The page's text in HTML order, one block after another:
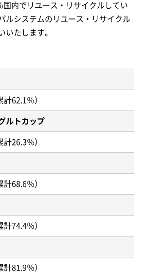
国内でリユース・リサイクルしてい
ルシステムのリユース・リサイクル
いたします。
62.1％）
ルトカップ
26.3％）
68.6％）
74.4％）
81.9％）